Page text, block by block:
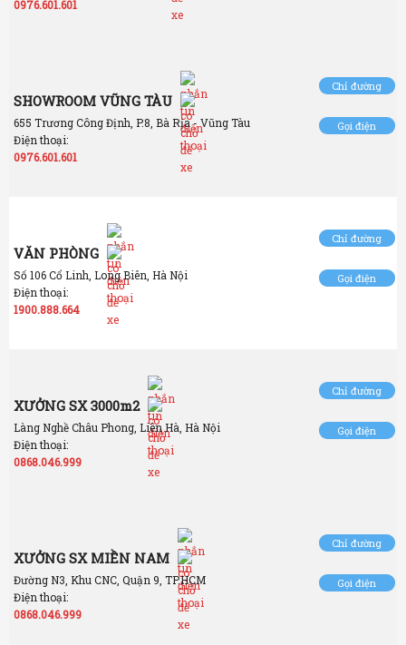
0976.601.601
SHOWROOM VŨNG TÀU
655 Trương Công Định, P.8, Bà Rịa - Vũng Tàu
Điện thoại:
0976.601.601
Chỉ đường
Gọi điện
VĂN PHÒNG
Số 106 Cổ Linh, Long Biên, Hà Nội
Điện thoại:
1900.888.664
Chỉ đường
Gọi điện
XƯỞNG SX 3000m2
Làng Nghề Châu Phong, Liên Hà, Hà Nội
Điện thoại:
0868.046.999
Chỉ đường
Gọi điện
XƯỞNG SX MIỀN NAM
Đường N3, Khu CNC, Quận 9, TP.HCM
Điện thoại:
0868.046.999
Chỉ đường
Gọi điện